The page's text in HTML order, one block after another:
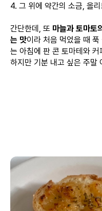
4. 그 위에 약간의 소금, 올
간단한데, 또 마늘과 토마토
는 맛이라 처음 먹었을 때
는 아침에 판 콘 토마테와
하지만 기분 내고 싶은 주말